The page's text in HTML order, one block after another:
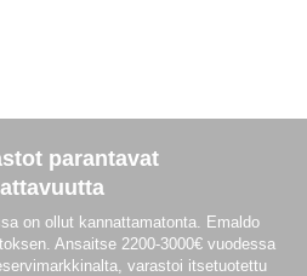
parantavat
on ollut kannattamatonta. Emaldo
Ansaitse 2200-3000€ vuodessa
varastoi itsetuotettu